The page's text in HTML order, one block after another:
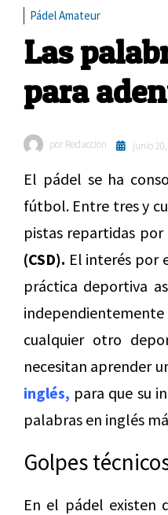
Pádel Amateur
Las
para
por Redaccion junio 20,
El pádel se ha
fútbol. Entre tres y
pistas repartidas
(CSD). El interés por
práctica deportiva
cualquier otro
necesitan aprender
inglés, para que su
palabras en inglés
Golpes
En el pádel existen